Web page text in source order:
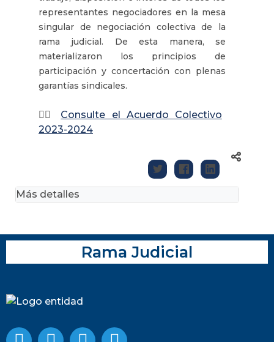
representantes negociadores en la mesa
singular de negociación colectiva de la
rama judicial. De esta manera, se
materializaron los principios de
participación y concertación con plenas
garantías sindicales.
👉🏽 Consulte el Acuerdo Colectivo
2023-2024
Más detalles
Rama Judicial